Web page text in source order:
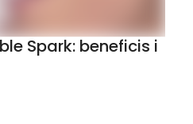
Spark: beneficis i